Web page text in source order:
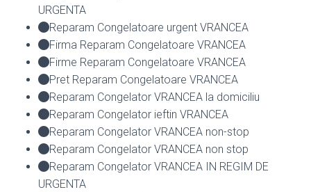
URGENTA
Reparam Congelatoare urgent VRANCEA
Firma Reparam Congelatoare VRANCEA
Firme Reparam Congelatoare VRANCEA
Pret Reparam Congelatoare VRANCEA
Reparam Congelator VRANCEA la domiciliu
Reparam Congelator ieftin VRANCEA
Reparam Congelator VRANCEA non-stop
Reparam Congelator VRANCEA non stop
Reparam Congelator VRANCEA IN REGIM DE
URGENTA